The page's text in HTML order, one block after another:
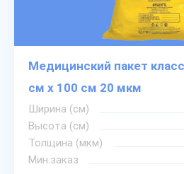
Медицинский пакет
см х 100 см 20 мкм
Ширина (см)
Высота (см)
Толщина (мкм)
Мин.заказ